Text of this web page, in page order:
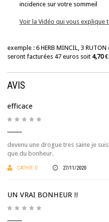
incidence sur votre sommeil
Voir la Vidéo qui vous explique
exemple : 6 HERB MINCIL, 3
seront facturées 47 euros soit 4,70
AVIS
efficace
devenu une drogue tres saine je
que du bonheur.
CATHIE D 27/11/2020
UN VRAI BONHEUR !!